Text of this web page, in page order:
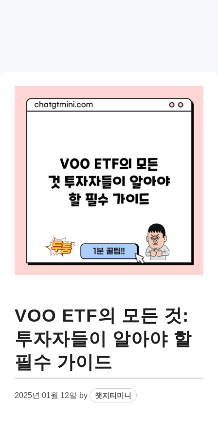
VOO ETF의 모든 것:
투자자들이 알아야 할
필수 가이드
2025년 01월 12일 by 챗지티미니